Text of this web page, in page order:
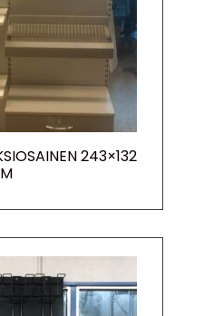
243×132